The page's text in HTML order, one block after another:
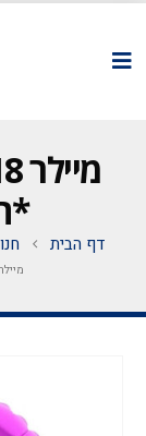
דף הבית
מיילר 18 אינ"ץ לב ורוד פוקסיה *חבילה של 50 יח'*